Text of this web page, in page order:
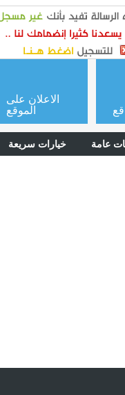
or login
عامة خيارات سريعة
الاعلان على
الموقع